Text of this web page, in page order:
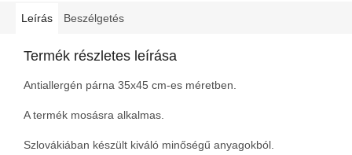
Leírás Beszélgetés
Termék részletes leírása
Antiallergén párna 35x45 cm-es méretben.
A termék mosásra alkalmas.
Szlovákiában készült kiváló minőségű anyagokból.